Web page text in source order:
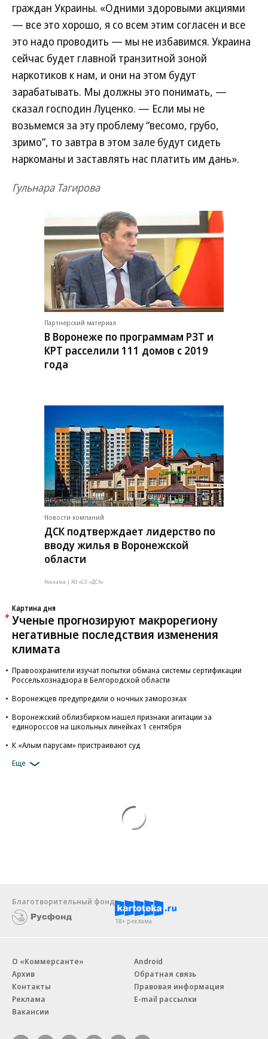
граждан Украины. «Одними здоровыми акциями
— все это хорошо, я со всем этим согласен и все
это надо проводить — мы не избавимся. Украина
сейчас будет главной транзитной зоной
наркотиков к нам, и они на этом будут
зарабатывать. Мы должны это понимать, —
сказал господин Луценко. — Если мы не
возьмемся за эту проблему “весомо, грубо,
зримо”, то завтра в этом зале будут сидеть
наркоманы и заставлять нас платить им дань».
Гульнара Тагирова
Партнерский материал
В Воронеже по программам РЗТ и
КРТ расселили 111 домов с 2019
года
Новости компаний
ДСК подтверждает лидерство по
вводу жилья в Воронежской
области
Реклама | АО «СЗ «ДСК»
Картина дня
Ученые прогнозируют макрорегиону
негативные последствия изменения
климата
Правоохранители изучат попытки обмана системы сертификации
Россельхознадзора в Белгородской области
Воронежцев предупредили о ночных заморозках
Воронежский облизбирком нашел признаки агитации за
единороссов на школьных линейках 1 сентября
К «Алым парусам» пристраивают суд
Еще
Благотворительный фонд
18+ реклама
О «Коммерсанте»
Архив
Контакты
Реклама
Вакансии
Android
Обратная связь
Правовая информация
E-mail рассылки